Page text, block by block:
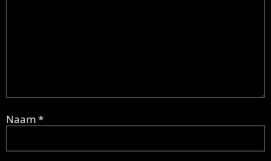
Naam*